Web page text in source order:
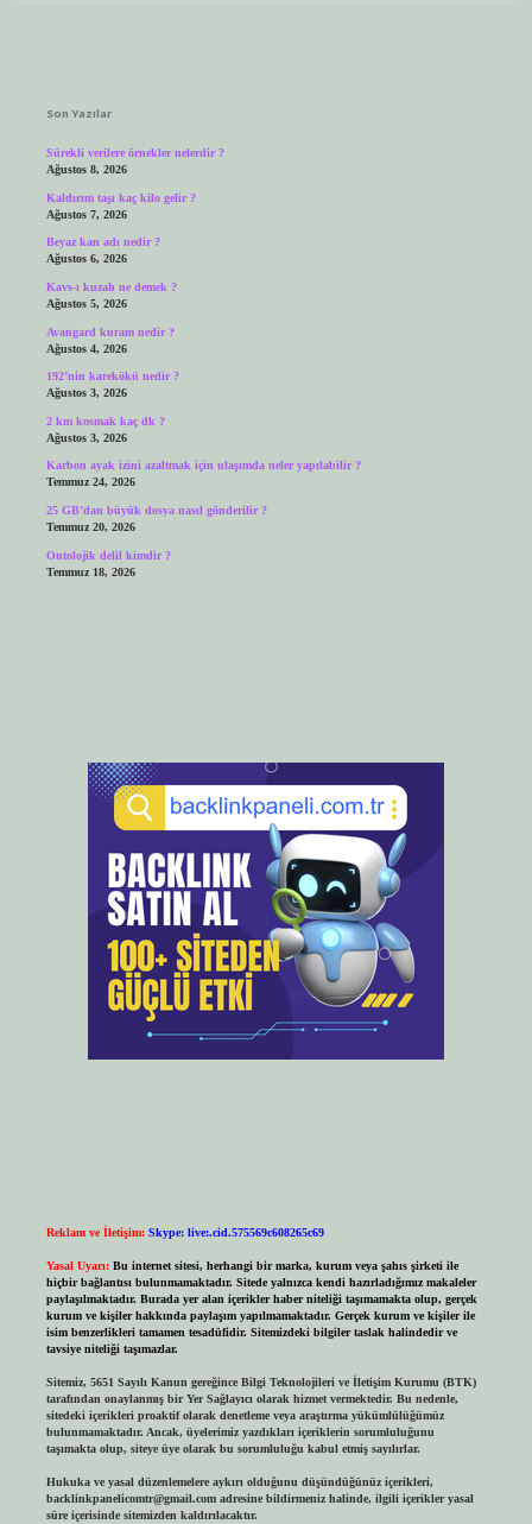
Son Yazılar
Sürekli verilere örnekler nelerdir ?
Ağustos 8, 2026
Kaldırım taşı kaç kilo gelir ?
Ağustos 7, 2026
Beyaz kan adı nedir ?
Ağustos 6, 2026
Kavs-ı kuzah ne demek ?
Ağustos 5, 2026
Avangard kuram nedir ?
Ağustos 4, 2026
192’nin karekökü nedir ?
Ağustos 3, 2026
2 km kosmak kaç dk ?
Ağustos 3, 2026
Karbon ayak izini azaltmak için ulaşımda neler yapılabilir ?
Temmuz 24, 2026
25 GB’dan büyük dosya nasıl gönderilir ?
Temmuz 20, 2026
Ontolojik delil kimdir ?
Temmuz 18, 2026
Reklam ve İletişim: Skype: live:.cid.575569c608265c69
Yasal Uyarı: Bu internet sitesi, herhangi bir marka, kurum veya şahıs şirketi ile
hiçbir bağlantısı bulunmamaktadır. Sitede yalnızca kendi hazırladığımız makaleler
paylaşılmaktadır. Burada yer alan içerikler haber niteliği taşımamakta olup, gerçek
kurum ve kişiler hakkında paylaşım yapılmamaktadır. Gerçek kurum ve kişiler ile
isim benzerlikleri tamamen tesadüfidir. Sitemizdeki bilgiler taslak halindedir ve
tavsiye niteliği taşımazlar.
Sitemiz, 5651 Sayılı Kanun gereğince Bilgi Teknolojileri ve İletişim Kurumu (BTK)
tarafından onaylanmış bir Yer Sağlayıcı olarak hizmet vermektedir. Bu nedenle,
sitedeki içerikleri proaktif olarak denetleme veya araştırma yükümlülüğümüz
bulunmamaktadır. Ancak, üyelerimiz yazdıkları içeriklerin sorumluluğunu
taşımakta olup, siteye üye olarak bu sorumluluğu kabul etmiş sayılırlar.
Hukuka ve yasal düzenlemelere aykırı olduğunu düşündüğünüz içerikleri,
backlinkpanelicomtr@gmail.comadresine bildirmeniz halinde, ilgili içerikler yasal
süre içerisinde sitemizden kaldırılacaktır.